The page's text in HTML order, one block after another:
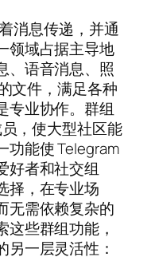
消息传递，并通
领域占据主导地
、语音消息、照
文件，满足各种
专业协作。群组
，使大型社区能
功能使 Telegram
好者和社交组
择，在专业场
无需依赖复杂的
些群组功能，
一层灵活性：